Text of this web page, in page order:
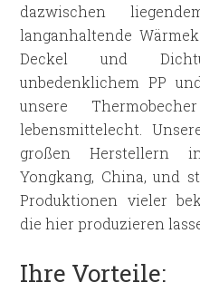
dazwischen
langanhaltende
Deckel und
unbedenklichem PP
unsere
lebensmittelecht.
großen Herstellern
Yongkang, China, und
Produktionen vieler
die hier produzieren
Ihre Vorteile: